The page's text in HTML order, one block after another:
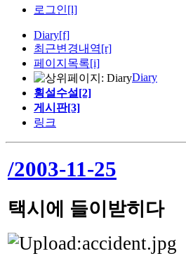
로그인[l]
Diary[f]
최근변경내역[r]
페이지목록[i]
Diary
횡설수설[2]
게시판[3]
링크
/2003-11-25
택시에 들이받히다